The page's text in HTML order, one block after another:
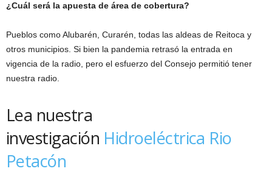
¿Cuál será la apuesta de área de cobertura?
Pueblos como Alubarén, Curarén, todas las aldeas de Reitoca y
otros municipios. Si bien la pandemia retrasó la entrada en
vigencia de la radio, pero el esfuerzo del Consejo permitió tener
nuestra radio.
Lea nuestra
investigación Hidroeléctrica Rio
Petacón